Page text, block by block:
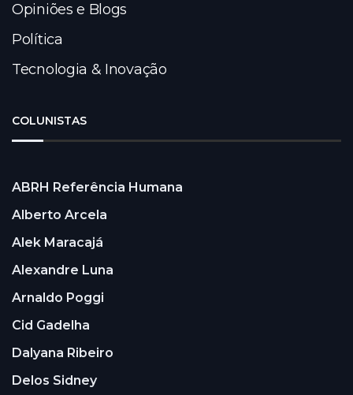
Opiniões e Blogs
Política
Tecnologia & Inovação
COLUNISTAS
ABRH Referência Humana
Alberto Arcela
Alek Maracajá
Alexandre Luna
Arnaldo Poggi
Cid Gadelha
Dalyana Ribeiro
Delos Sidney